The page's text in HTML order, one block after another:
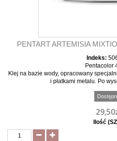
PENTART ARTEMISIA
Indeks:
Pentacolor
Klej na bazie wody, opracowany
i płatkami metalu. Po
Ilość